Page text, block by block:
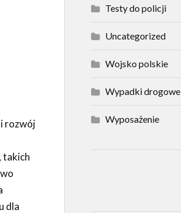
rozwój
takich
dla
Testy do policji
Uncategorized
Wojsko polskie
Wypadki drogowe
Wyposażenie